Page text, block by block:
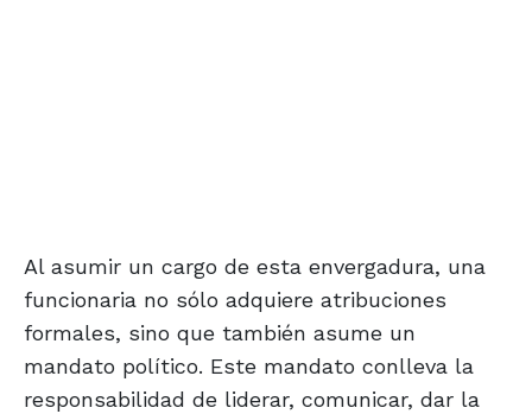
Al asumir un cargo de esta envergadura, una
funcionaria no sólo adquiere atribuciones
formales, sino que también asume un
mandato político. Este mandato conlleva la
responsabilidad de liderar, comunicar, dar la